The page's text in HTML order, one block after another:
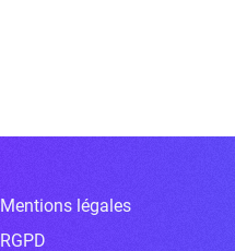
Mentions légales
RGPD